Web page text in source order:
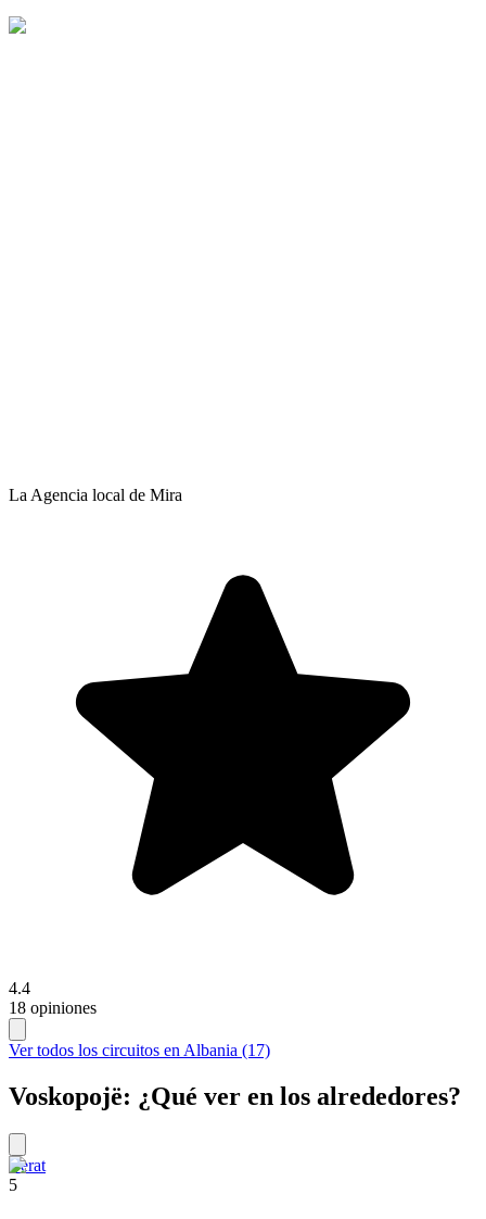
La Agencia local de Mira
4.4
18 opiniones
Ver todos los circuitos en Albania (17)
Voskopojë: ¿Qué ver en los alrededores?
Berat
5